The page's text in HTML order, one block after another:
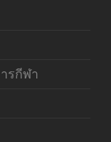
รกีฬา